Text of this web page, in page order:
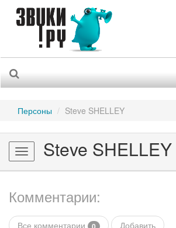
Персоны Steve SHELLEY
Toggle
navigation
Steve SHELLEY
Комментарии:
Все комментарии Добавить